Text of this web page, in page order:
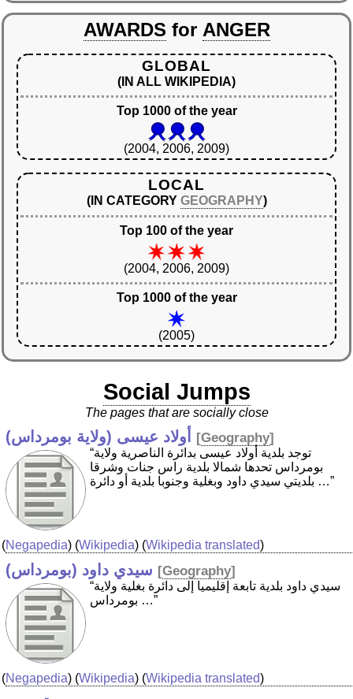
AWARDS for ANGER
GLOBAL
(IN ALL WIKIPEDIA)
Top 1000 of the year
(2004, 2006, 2009)
LOCAL
(IN CATEGORY GEOGRAPHY)
Top 100 of the year
(2004, 2006, 2009)
Top 1000 of the year
(2005)
Social Jumps
The pages that are socially close
أولاد عيسى (ولاية بومرداس) [Geography]
“توجد بلدية أولاد عيسى بدائرة الناصرية ولاية
بومرداس تحدها شمالا بلدية راس جنات وشرقا
بلديتي سيدي داود وبغلية وجنوبا بلدية أو دائرة …”
(Negapedia) (Wikipedia) (Wikipedia translated)
سيدي داود (بومرداس) [Geography]
“سيدي داود بلدية تابعة إقليميا إلى دائرة بغلية ولاية
بومرداس …”
(Negapedia) (Wikipedia) (Wikipedia translated)